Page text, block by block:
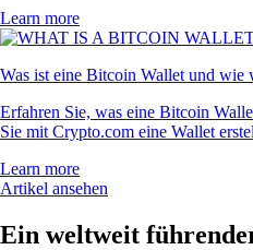
Learn more
Was ist eine Bitcoin Wallet und wie
Erfahren Sie, was eine Bitcoin
Sie mit Crypto.com eine Wallet
Learn more
Artikel ansehen
Ein weltweit